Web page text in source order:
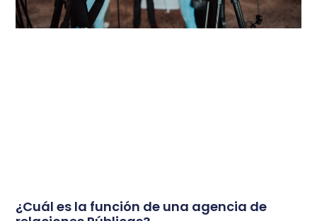
¿Cuál es la función de una agencia de